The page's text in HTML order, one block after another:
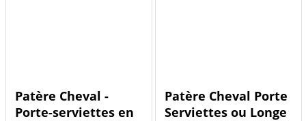
Patère Cheval -
Porte-serviettes en
Patère Cheval Porte
Serviettes ou Longe